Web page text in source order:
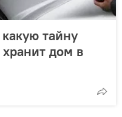
тайну
дом в